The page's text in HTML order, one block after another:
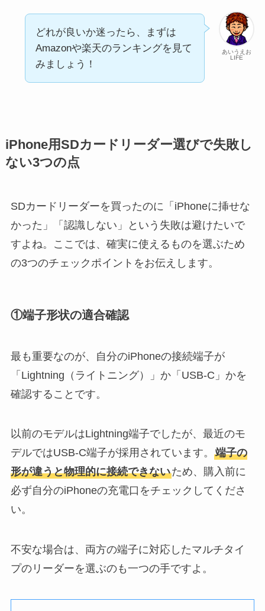
あいうえお
LIFE
どれが良いか迷ったら、まずは
Amazonや楽天のランキングを見て
みましょう！
iPhone用SDカードリーダー選びで失敗し
ない3つの点
SDカードリーダーを買ったのに「iPhoneに挿せな
かった」「認識しない」という失敗は避けたいで
すよね。ここでは、確実に使えるものを選ぶため
の3つのチェックポイントをお伝えします。
①端子形状の適合確認
最も重要なのが、自分のiPhoneの接続端子が
「Lightning（ライトニング）」か「USB-C」かを
確認することです。
以前のモデルはLightning端子でしたが、最近のモ
デルではUSB-C端子が採用されています。 端子の
形が違うと物理的に接続できないため、購入前に
必ず自分のiPhoneの充電口をチェックしてくださ
い。
不安な場合は、両方の端子に対応したマルチタイ
プのリーダーを選ぶのも一つの手ですよ。